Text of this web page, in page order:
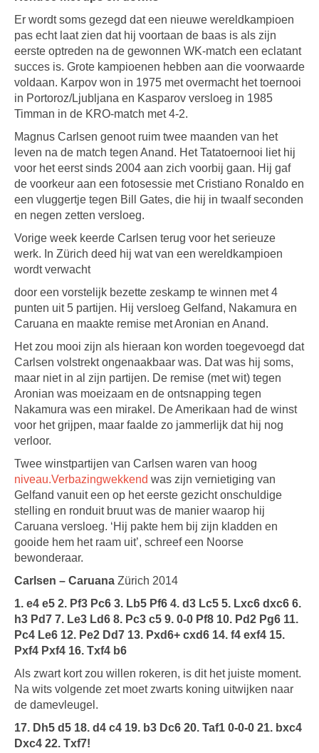
Er wordt soms gezegd dat een nieuwe wereldkampioen
pas echt laat zien dat hij voortaan de baas is als zijn
eerste optreden na de gewonnen WK-match een eclatant
succes is. Grote kampioenen hebben aan die voorwaarde
voldaan. Karpov won in 1975 met overmacht het toernooi
in Portoroz/Ljubljana en Kasparov versloeg in 1985
Timman in de KRO-match met 4-2.
Magnus Carlsen genoot ruim twee maanden van het
leven na de match tegen Anand. Het Tatatoernooi liet hij
voor het eerst sinds 2004 aan zich voorbij gaan. Hij gaf
de voorkeur aan een fotosessie met Cristiano Ronaldo en
een vluggertje tegen Bill Gates, die hij in twaalf seconden
en negen zetten versloeg.
Vorige week keerde Carlsen terug voor het serieuze
werk. In Zürich deed hij wat van een wereldkampioen
wordt verwacht
door een vorstelijk bezette zeskamp te winnen met 4
punten uit 5 partijen. Hij versloeg Gelfand, Nakamura en
Caruana en maakte remise met Aronian en Anand.
Het zou mooi zijn als hieraan kon worden toegevoegd dat
Carlsen volstrekt ongenaakbaar was. Dat was hij soms,
maar niet in al zijn partijen. De remise (met wit) tegen
Aronian was moeizaam en de ontsnapping tegen
Nakamura was een mirakel. De Amerikaan had de winst
voor het grijpen, maar faalde zo jammerlijk dat hij nog
verloor.
Twee winstpartijen van Carlsen waren van hoog
niveau.Verbazingwekkend was zijn vernietiging van
Gelfand vanuit een op het eerste gezicht onschuldige
stelling en ronduit bruut was de manier waarop hij
Caruana versloeg. ‘Hij pakte hem bij zijn kladden en
gooide hem het raam uit’, schreef een Noorse
bewonderaar.
Carlsen – Caruana Zürich 2014
1. e4 e5 2. Pf3 Pc6 3. Lb5 Pf6 4. d3 Lc5 5. Lxc6 dxc6 6.
h3 Pd7 7. Le3 Ld6 8. Pc3 c5 9. 0-0 Pf8 10. Pd2 Pg6 11.
Pc4 Le6 12. Pe2 Dd7 13. Pxd6+ cxd6 14. f4 exf4 15.
Pxf4 Pxf4 16. Txf4 b6
Als zwart kort zou willen rokeren, is dit het juiste moment.
Na wits volgende zet moet zwarts koning uitwijken naar
de damevleugel.
17. Dh5 d5 18. d4 c4 19. b3 Dc6 20. Taf1 0-0-0 21. bxc4
Dxc4 22. Txf7!